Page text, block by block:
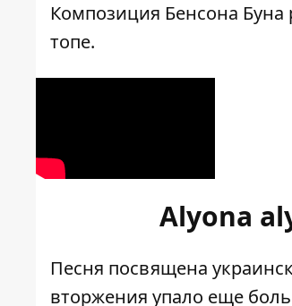
Композиция Бенсона Буна
топе.
Alyona
Песня посвящена
вторжения упало еще